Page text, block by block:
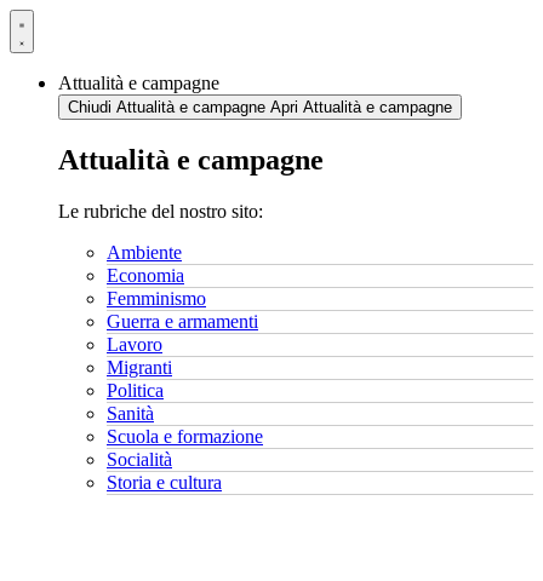
Vai
al
Attualità e campagne
Chiudi Attualità e campagne Apri Attualità e campagne
Attualità e campagne
Le rubriche del nostro sito:
Ambiente
Economia
Femminismo
Guerra e armamenti
Lavoro
Migranti
Politica
Sanità
Scuola e formazione
Socialità
Storia e cultura